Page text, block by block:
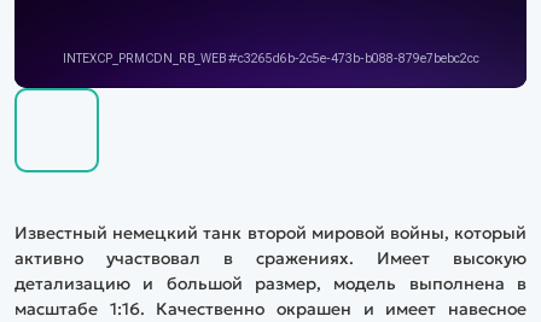
Известный немецкий танк второй мировой войны, который
активно участвовал в сражениях. Имеет высокую
детализацию и большой размер, модель выполнена в
масштабе 1:16. Качественно окрашен и имеет навесное